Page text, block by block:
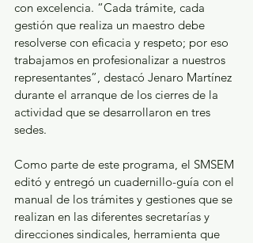
con excelencia. “Cada trámite, cada
gestión que realiza un maestro debe
resolverse con eficacia y respeto; por eso
trabajamos en profesionalizar a nuestros
representantes”, destacó Jenaro Martínez
durante el arranque de los cierres de la
actividad que se desarrollaron en tres
sedes.
Como parte de este programa, el SMSEM
editó y entregó un cuadernillo-guía con el
manual de los trámites y gestiones que se
realizan en las diferentes secretarías y
direcciones sindicales, herramienta que